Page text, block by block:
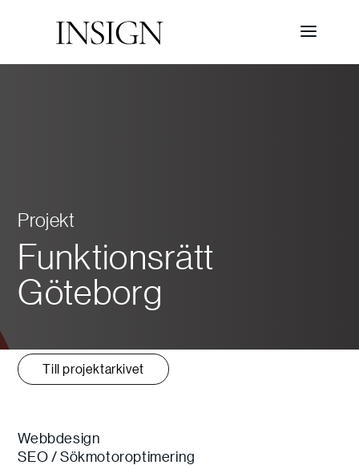
Projekt
Funktionsrätt
Göteborg
Till projektarkivet
Webbdesign
SEO / Sökmotoroptimering